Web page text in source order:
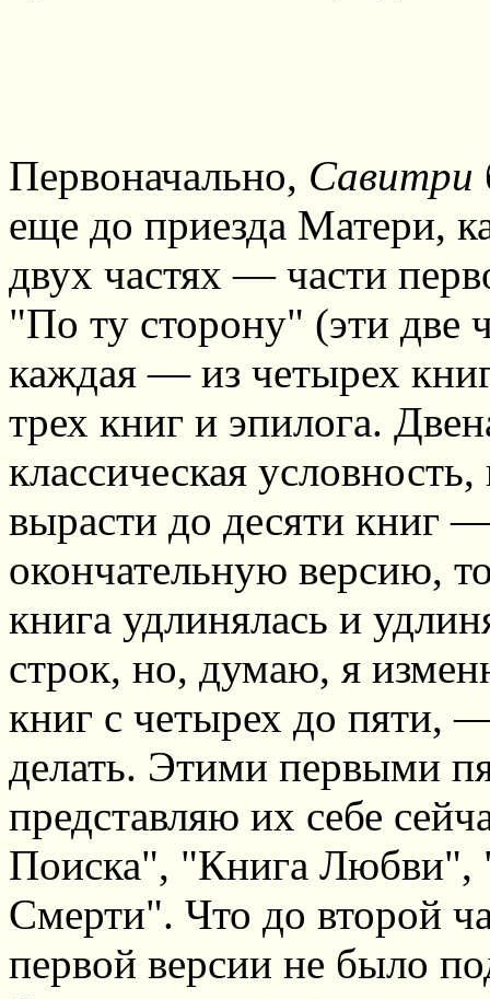
Первоначально, Савитри
еще до приезда Матери,
двух частях — части
"По ту сторону" (эти две
каждая — из четырех
трех книг и эпилога.
классическая
вырасти до десяти книг
окончательную версию,
книга удлинялась и
строк, но, думаю, я
книг с четырех до пяти,
делать. Этими первыми
представляю их себе
Поиска", "Книга Любви",
Смерти". Что до второй
первой версии не было